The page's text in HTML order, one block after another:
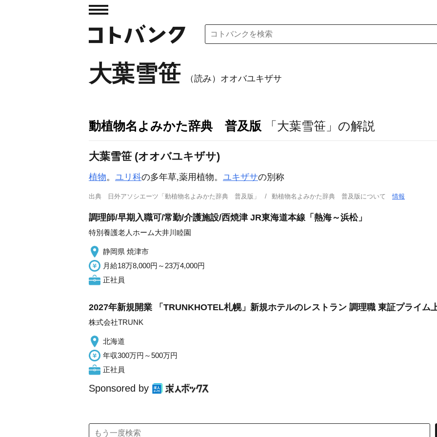
大葉雪笹 （読み）オオバユキザサ
動植物名よみかた辞典 普及版 「大葉雪笹」の解説
大葉雪笹 (オオバユキザサ)
植物。 ユリ科の多年草,薬用植物。 ユキザサの別称
出典 日外アソシエーツ「動植物名よみかた辞典 普及版」 動植物名よみかた辞典 普及版について情報
調理師/早期入職可/常勤/介護施設/西焼津 JR東海道本線「熱海～浜松」
特別養護老人ホーム大井川睦園
静岡県 焼津市
月給18万8,000円～23万4,000円
正社員
2027年新規開業 「TRUNKHOTEL札幌」新規ホテルのレストラン 調理職 東証プライム
株式会社TRUNK
北海道
年収300万円～500万円
正社員
Sponsored by